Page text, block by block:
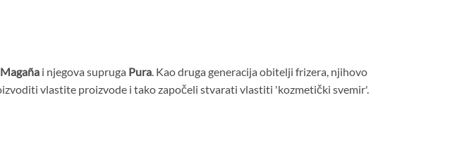
i njegova supruga Pura. Kao druga generacija obitelji frizera, njihovo
vlastite proizvode i tako započeli stvarati vlastiti 'kozmetički svemir'.